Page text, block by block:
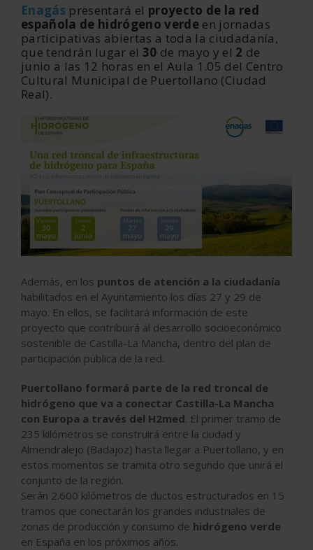
Enagás presentará el proyecto de la red
española de hidrógeno verde en jornadas
participativas abiertas a toda la ciudadanía,
que tendrán lugar el 30 de mayo y el 2 de
junio a las 12 horas en el Aula 1.05 del Centro
Cultural Municipal de Puertollano (Ciudad
Real).
Además, en los puntos de atención a la ciudadanía
habilitados en el Ayuntamiento los días 27 y 29 de
mayo. En ellos, se facilitará información de este
proyecto que contribuirá al desarrollo socioeconómico
sostenible de Castilla-La Mancha, dentro del plan de
participación pública de la red.
Puertollano formará parte de la red troncal de
hidrógeno que va a conectar Castilla-La Mancha
con Europa a través del H2med. El primer tramo de
235 kilómetros se construirá entre la ciudad y
Almendralejo (Badajoz) hasta llegar a Puertollano, y en
estos momentos se tramita otro segundo que unirá el
conjunto de la región.
Serán 2.600 kilómetros de ductos estructurados en 15
tramos que conectarán los grandes industriales de
zonas de producción y consumo de hidrógeno verde
en España en los próximos años.